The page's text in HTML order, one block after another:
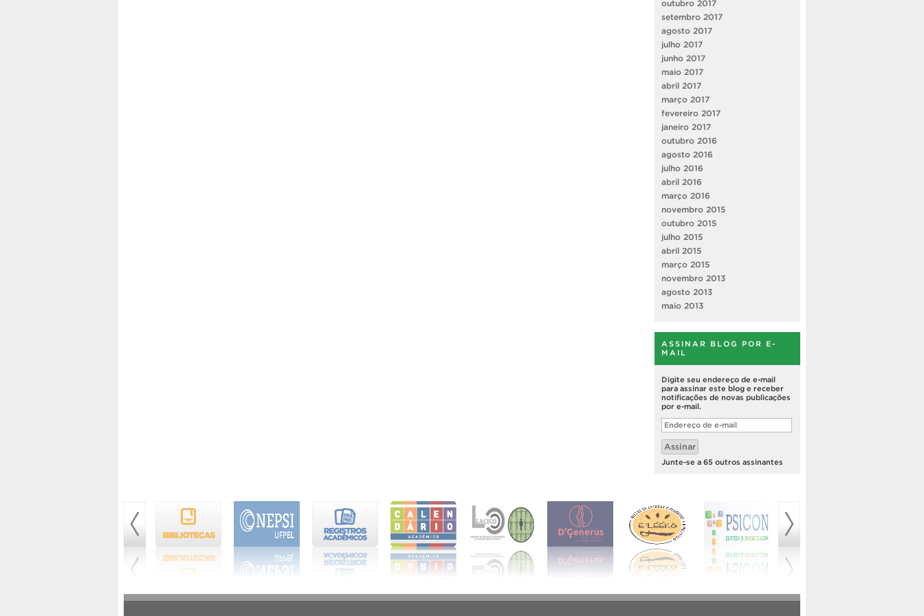
outubro 2017
setembro 2017
agosto 2017
julho 2017
junho 2017
maio 2017
abril 2017
março 2017
fevereiro 2017
janeiro 2017
outubro 2016
agosto 2016
julho 2016
abril 2016
março 2016
novembro 2015
outubro 2015
julho 2015
abril 2015
março 2015
novembro 2013
agosto 2013
maio 2013
ASSINAR BLOG POR E-
MAIL
Digite seu endereço de e-mail
para assinar este blog e receber
notificações de novas publicações
por e-mail.
Endereço
de
e-
mail
Assinar
Junte-se a 65 outros assinantes